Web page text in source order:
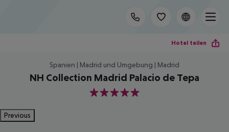
Hotel teilen
Spanien | Madrid und Umgebung | Madrid
NH Collection Madrid Palacio de Tepa
5
Previous